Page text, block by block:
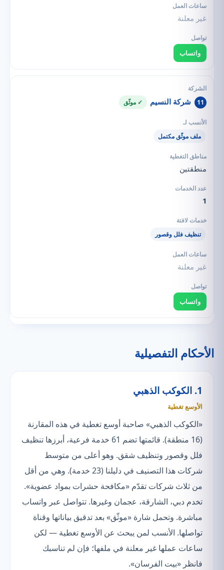
غير معلنة
واتساب
11 شركة النسيم ✓ موثّق
ملف موثّق مكتمل
منطقتين
1
تنظيف فلل وقصور
غير معلنة
واتساب
الأحكام التفصيلية
1. الكوكب الذهبي
الأوسع تغطية
«الكوكب الذهبي» صاحبة أوسع تغطية في هذه المقارنة
(16 منطقة). قائمتها تضم 61 خدمة فرعية، أبرزها تنظيف
فلل وقصور وتنظيف شقق. وهو أعلى من متوسط
شركات هذا التصنيف في دليلنا (23 خدمة). وهي من أقل
من ثلاث شركات تقدّم «مكافحة حشرات بمواد عضوية».
تخدم دبي، الشارقة، عجمان وغيرها. تتواصل عبر واتساب
مباشرة. وتحمل شارة «موثّق» بعد تدقيق بياناتها وقناة
تواصلها. الأنسب لمن يبحث عن الأوسع تغطية — لكن
ساعات عملها غير معلنة في ملفها؛ فإن لم تناسبك
فانظر «بيت الفرسان».